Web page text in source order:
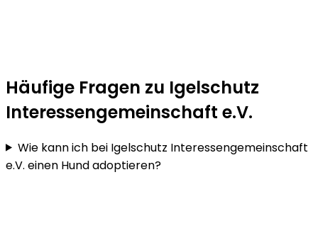
Häufige Fragen zu Igelschutz
Interessengemeinschaft e.V.
Wie kann ich bei Igelschutz Interessengemeinschaft
e.V. einen Hund adoptieren?